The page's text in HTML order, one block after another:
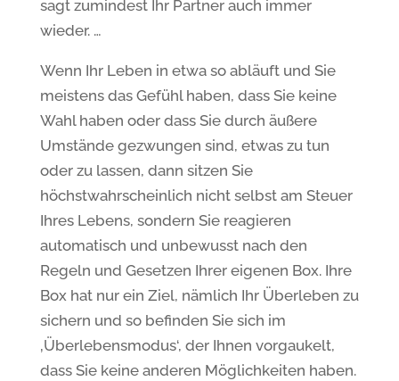
sagt zumindest Ihr Partner auch immer
wieder. …
Wenn Ihr Leben in etwa so abläuft und Sie
meistens das Gefühl haben, dass Sie keine
Wahl haben oder dass Sie durch äußere
Umstände gezwungen sind, etwas zu tun
oder zu lassen, dann sitzen Sie
höchstwahrscheinlich nicht selbst am Steuer
Ihres Lebens, sondern Sie reagieren
automatisch und unbewusst nach den
Regeln und Gesetzen Ihrer eigenen Box. Ihre
Box hat nur ein Ziel, nämlich Ihr Überleben zu
sichern und so befinden Sie sich im
‚Überlebensmodus‘, der Ihnen vorgaukelt,
dass Sie keine anderen Möglichkeiten haben.